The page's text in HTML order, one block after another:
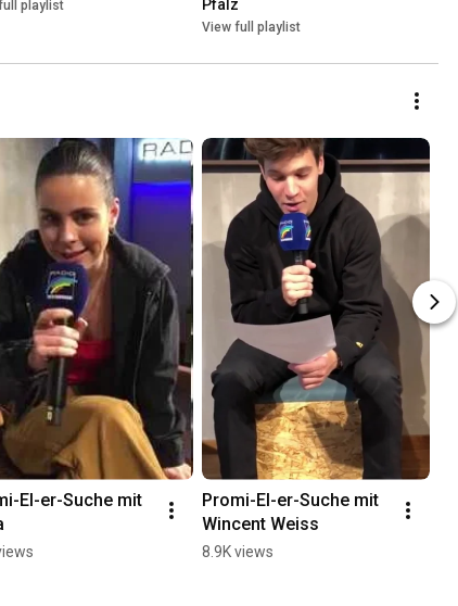
playlist
Pfalz
View full playlist
EI-er-Suche mit
Promi-EI-er-Suche mit
Wincent Weiss
8.9K views